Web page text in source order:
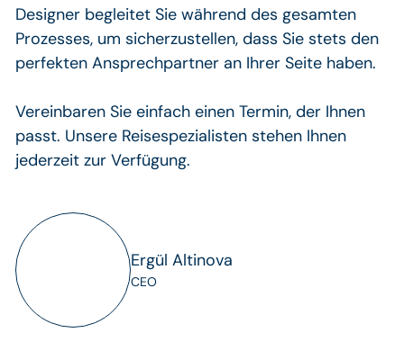
Designer begleitet Sie während des gesamten
Prozesses, um sicherzustellen, dass Sie stets den
perfekten Ansprechpartner an Ihrer Seite haben.
Vereinbaren Sie einfach einen Termin, der Ihnen
passt. Unsere Reisespezialisten stehen Ihnen
jederzeit zur Verfügung.
Ergül Altinova
CEO